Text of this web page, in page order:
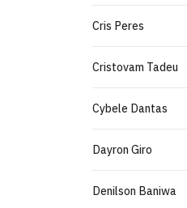
Cris Peres
Cristovam Tadeu
Cybele Dantas
Dayron Giro
Denilson Baniwa